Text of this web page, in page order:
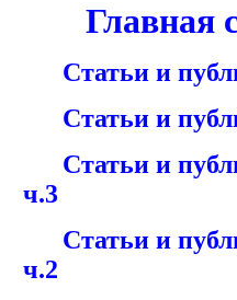
Главная
Статьи и
Статьи и
Статьи и
ч.3
Статьи и
ч.2